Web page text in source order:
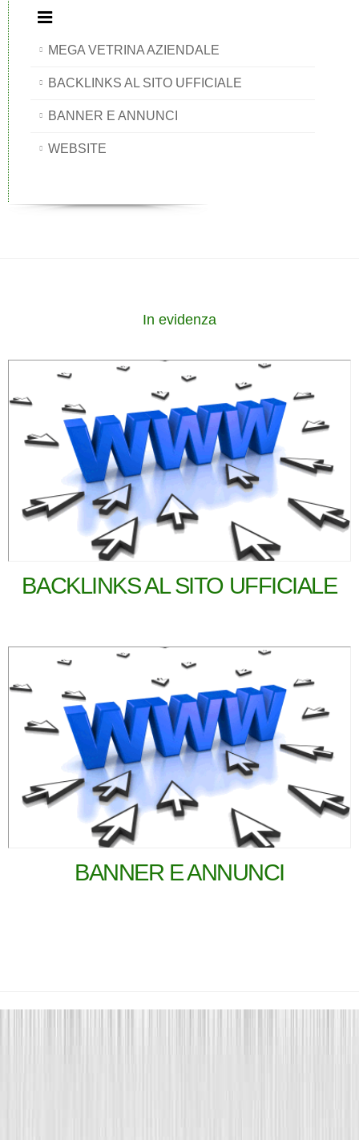
MEGA VETRINA AZIENDALE
BACKLINKS AL SITO UFFICIALE
BANNER E ANNUNCI
WEBSITE
In evidenza
BACKLINKS AL SITO UFFICIALE
BANNER E ANNUNCI